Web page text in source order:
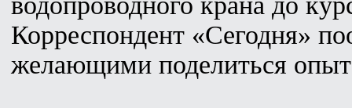
Корреспондент «Сегодня»
желающими поделиться